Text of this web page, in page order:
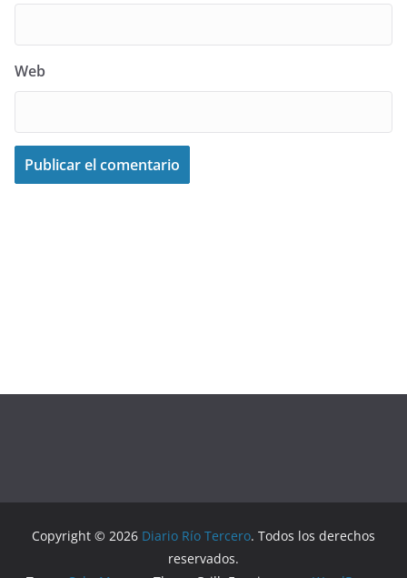
Web
Copyright © 2026 Diario Río Tercero. Todos los derechos
reservados.